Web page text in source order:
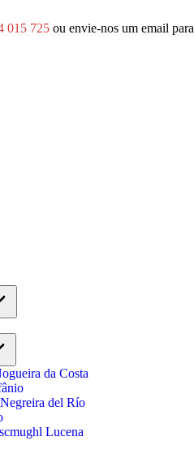
015 725 ou envie-nos um email para
da Costa
del Río
Lucena